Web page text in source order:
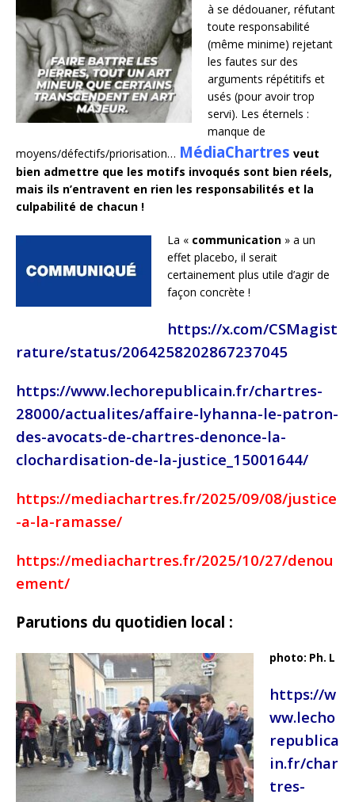
à se dédouaner, réfutant
toute responsabilité
(même minime) rejetant
les fautes sur des
arguments répétitifs et
usés (pour avoir trop
servi). Les éternels :
manque de
moyens/défectifs/priorisation… MédiaChartres veut
bien admettre que les motifs invoqués sont bien réels,
mais ils n’entravent en rien les responsabilités et la
culpabilité de chacun !
La « communication » a un
effet placebo, il serait
certainement plus utile d’agir de
façon concrète !
https://x.com/CSMagist
rature/status/2064258202867237045
https://www.lechorepublicain.fr/chartres-
28000/actualites/affaire-lyhanna-le-patron-
des-avocats-de-chartres-denonce-la-
clochardisation-de-la-justice_15001644/
https://mediachartres.fr/2025/09/08/justice
-a-la-ramasse/
https://mediachartres.fr/2025/10/27/denou
ement/
Parutions du quotidien local :
photo: Ph. L
https://w
ww.lecho
republica
in.fr/char
tres-